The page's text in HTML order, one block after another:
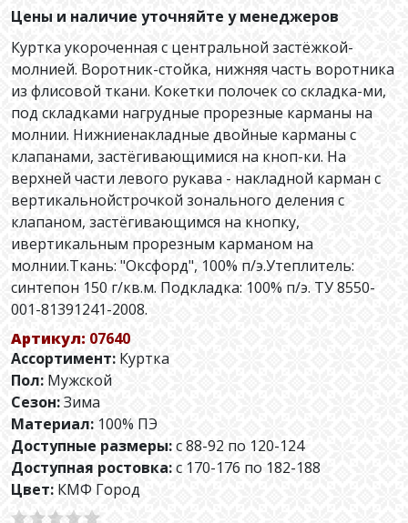
Цены и наличие уточняйте у менеджеров
Куртка укороченная с центральной застёжкой-
молнией. Воротник-стойка, нижняя часть воротника
из флисовой ткани. Кокетки полочек со складка-ми,
под складками нагрудные прорезные карманы на
молнии. Нижниенакладные двойные карманы с
клапанами, застёгивающимися на кноп-ки. На
верхней части левого рукава - накладной карман с
вертикальнойстрочкой зонального деления с
клапаном, застёгивающимся на кнопку,
ивертикальным прорезным карманом на
молнии.Ткань: "Оксфорд", 100% п/э.Утеплитель:
синтепон 150 г/кв.м. Подкладка: 100% п/э. ТУ 8550-
001-81391241-2008.
Артикул: 07640
Ассортимент: Куртка
Пол: Мужской
Сезон:Зима
Материал: 100% ПЭ
Доступные размеры:с 88-92 по 120-124
Доступная ростовка:с 170-176 по 182-188
Цвет: КМФ Город